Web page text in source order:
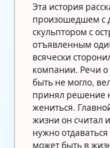
Эта история
произошедшем с
скульптором с
отъявленным
всячески
компании. Речи о
быть не могло,
принял решение
жениться.
жизни он считал
нужно
может быть в